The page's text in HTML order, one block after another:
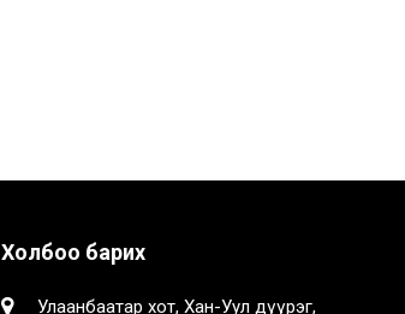
Холбоо барих
Улаанбаатар хот, Хан-Уул дүүрэг,